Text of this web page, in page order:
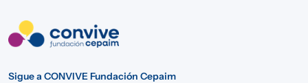
Sigue a CONVIVE Fundación Cepaim